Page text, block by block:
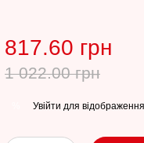
817.60 грн
1 022.00 грн
Увійти для